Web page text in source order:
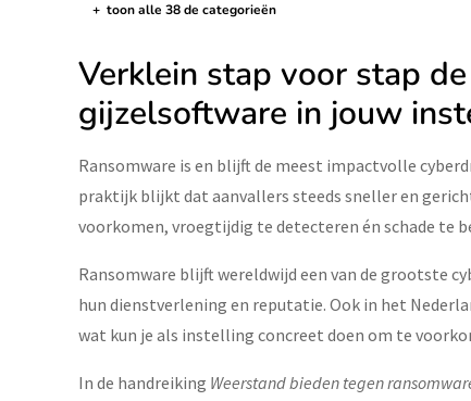
de categorieën tonen/verbergen
+ toon alle 38 de categorieën
Verklein stap voor stap
gijzelsoftware in jouw
Ransomware is en blijft de meest impactvolle
praktijk blijkt dat aanvallers steeds sneller en
voorkomen, vroegtijdig te detecteren én schade te
Ransomware blijft wereldwijd een van de grootste
hun dienstverlening en reputatie. Ook in het
wat kun je als instelling concreet doen om te
In de handreiking Weerstand bieden tegen